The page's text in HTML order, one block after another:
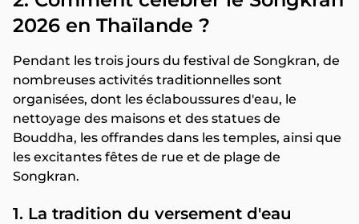
2026 en Thaïlande ?
Pendant les trois jours du festival de Songkran, de
nombreuses activités traditionnelles sont
organisées, dont les éclaboussures d'eau, le
nettoyage des maisons et des statues de
Bouddha, les offrandes dans les temples, ainsi que
les excitantes fêtes de rue et de plage de
Songkran.
1. La tradition du versement d'eau